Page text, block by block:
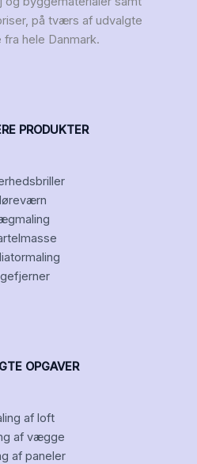
på tværs af udvalgte
fra hele Danmark.
PRODUKTER
OPGAVER
af loft
af vægge
af paneler